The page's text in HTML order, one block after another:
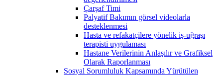
Çarşaf Timi
Palyatif Bakımın görsel videolarla
desteklenmesi
Hasta ve refakatçilere yönelik iş-uğraşı
terapisti uygulaması
Hastane Verilerinin Anlaşılır ve Grafiksel
Olarak Raporlanması
Sosyal Sorumluluk Kapsamında Yürütülen